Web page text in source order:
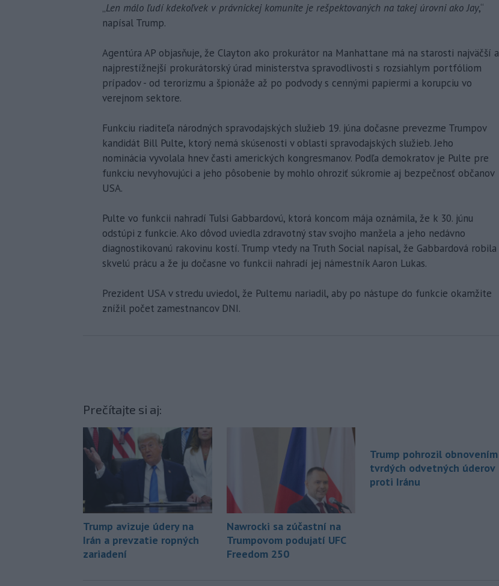
„Len málo ľudí kdekoľvek v právnickej komunite je rešpektovaných na takej úrovni ako Jay,“
napísal Trump.
Agentúra AP objasňuje, že Clayton ako prokurátor na Manhattane má na starosti najväčší a
najprestížnejší prokurátorský úrad ministerstva spravodlivosti s rozsiahlym portfóliom
prípadov - od terorizmu a špionáže až po podvody s cennými papiermi a korupciu vo
verejnom sektore.
Funkciu riaditeľa národných spravodajských služieb 19. júna dočasne prevezme Trumpov
kandidát Bill Pulte, ktorý nemá skúsenosti v oblasti spravodajských služieb. Jeho
nominácia vyvolala hnev časti amerických kongresmanov. Podľa demokratov je Pulte pre
funkciu nevyhovujúci a jeho pôsobenie by mohlo ohroziť súkromie aj bezpečnosť občanov
USA.
Pulte vo funkcii nahradí Tulsi Gabbardovú, ktorá koncom mája oznámila, že k 30. júnu
odstúpi z funkcie. Ako dôvod uviedla zdravotný stav svojho manžela a jeho nedávno
diagnostikovanú rakovinu kostí. Trump vtedy na Truth Social napísal, že Gabbardová robila
skvelú prácu a že ju dočasne vo funkcii nahradí jej námestník Aaron Lukas.
Prezident USA v stredu uviedol, že Pultemu nariadil, aby po nástupe do funkcie okamžite
znížil počet zamestnancov DNI.
Prečítajte si aj:
Trump avizuje údery na
Irán a prevzatie ropných
zariadení
Nawrocki sa zúčastní na
Trumpovom podujatí UFC
Freedom 250
Trump pohrozil obnovením
tvrdých odvetných úderov
proti Iránu